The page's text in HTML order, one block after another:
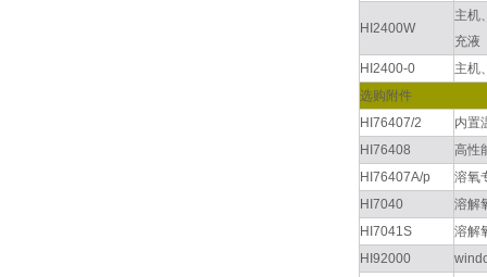
HI2400W
主机
充液
HI2400-0
主机
选购附件
HI76407/2
内置
HI76408
高性
HI76407A/p
溶氧
HI7040
溶解
HI7041S
溶解
HI92000